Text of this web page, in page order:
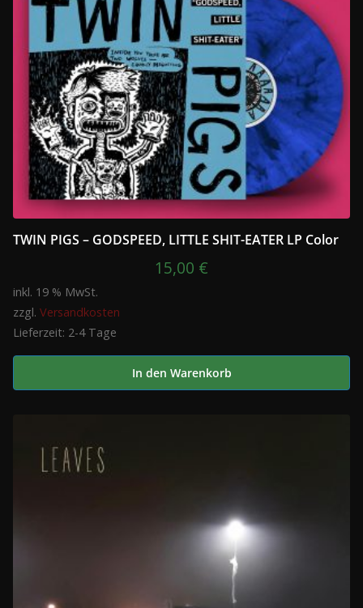
TWIN PIGS – GODSPEED, LITTLE SHIT-EATER LP Color
15,00 €
inkl. 19 % MwSt.
zzgl. Versandkosten
Lieferzeit: 2-4 Tage
In den Warenkorb